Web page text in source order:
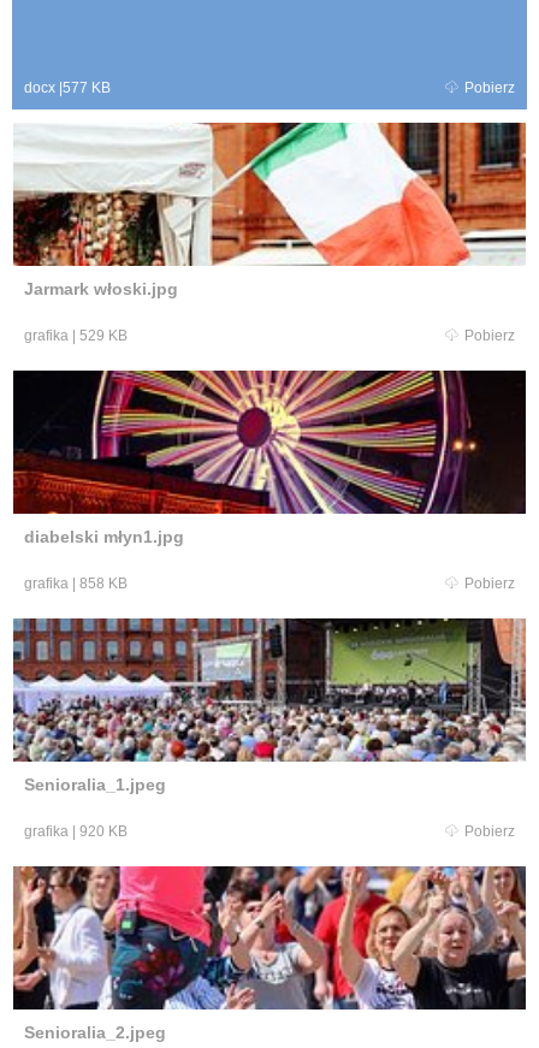
docx 577 KB Pobierz
Jarmark włoski.jpg
grafika 529 KB Pobierz
diabelski młyn1.jpg
grafika 858 KB Pobierz
Senioralia_1.jpeg
grafika 920 KB Pobierz
Senioralia_2.jpeg